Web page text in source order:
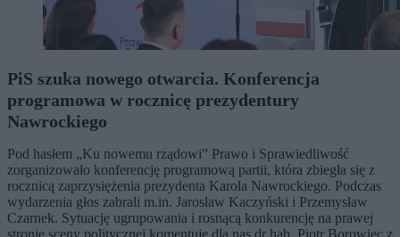
PiS szuka nowego otwarcia. Konferencja
programowa w rocznicę prezydentury
Nawrockiego
Pod hasłem „Ku nowemu rządowi” Prawo i Sprawiedliwość
zorganizowało konferencję programową partii, która zbiegła się z
rocznicą zaprzysiężenia prezydenta Karola Nawrockiego. Podczas
wydarzenia głos zabrali m.in. Jarosław Kaczyński i Przemysław
Czarnek. Sytuację ugrupowania i rosnącą konkurencję na prawej
stronie sceny politycznej komentuje dla nas dr hab. Piotr Borowiec z